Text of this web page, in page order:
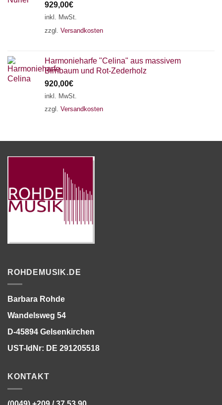
929,00€
inkl. MwSt.
zzgl. Versandkosten
Harmonieharfe "Celina" aus massivem
Birnbaum und Rot-Zederholz
920,00€
inkl. MwSt.
zzgl. Versandkosten
ROHDEMUSIK.DE
Barbara Rohde
Wandelsweg 54
D-45894 Gelsenkirchen
UST-IdNr: DE 291205518
KONTAKT